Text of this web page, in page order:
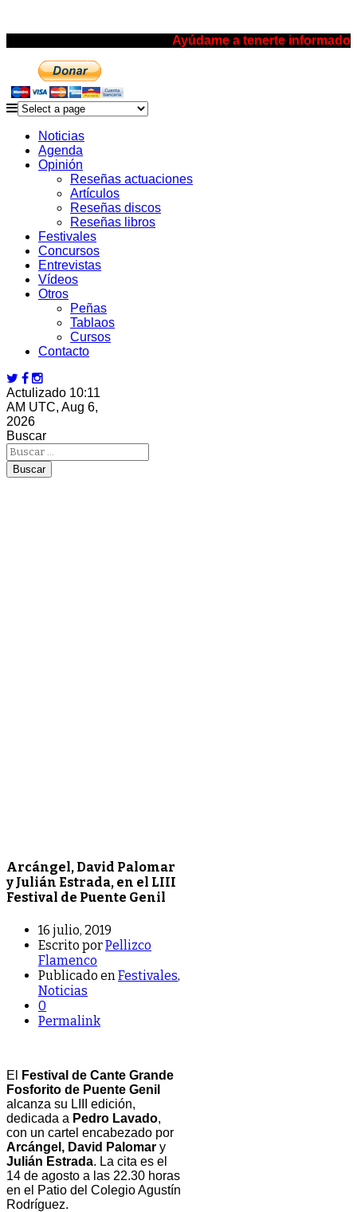
Ayúdame a tenerte informado
Noticias
Agenda
Opinión
Reseñas actuaciones
Artículos
Reseñas discos
Reseñas libros
Festivales
Concursos
Entrevistas
Vídeos
Otros
Peñas
Tablaos
Cursos
Contacto
Actulizado 10:11
AM UTC, Aug 6,
2026
Buscar
Arcángel, David Palomar
y Julián Estrada, en el LIII
Festival de Puente Genil
16 julio, 2019
Escrito porPellizco
Flamenco
Publicado en Festivales,
Noticias
0
Permalink
El
Festival de Cante Grande
Fosforito de Puente Genil
alcanza su LIII edición,
dedicada a Pedro Lavado,
con un cartel encabezado por
Arcángel, David Palomar y
Julián Estrada. La cita es el
14 de agosto a las 22.30 horas
en el Patio del Colegio Agustín
Rodríguez.